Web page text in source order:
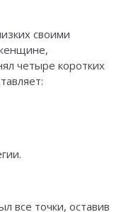
своими
четыре коротких
все точки, оставив